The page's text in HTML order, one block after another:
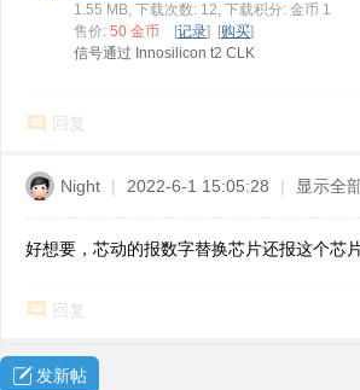
1.55 MB, 下载次数: 12, 下载积分: 金币 1
售价: 50 金币 [记录] [购买]
信号通过 Innosilicon t2 CLK
回复
Night | 2022-6-1 15:05:28 | 显示全
好想要，芯动的报数字替换芯片还报这个芯
回复
发新帖